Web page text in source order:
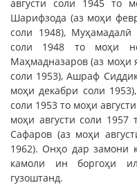
августи соли 1945 то
Шарифзода (аз моҳи
соли 1948), Муҳамадалӣ
соли 1948 то моҳи
Маҳмадназаров (аз моҳи
соли 1953), Ашраф
моҳи декабри соли
соли 1953 то моҳи
моҳи августи соли 1957
Сафаров (аз моҳи
1962). Онҳо дар замони
камоли ин боргоҳи
гузоштанд.